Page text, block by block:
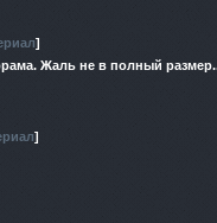
]
Жаль не в полный
]